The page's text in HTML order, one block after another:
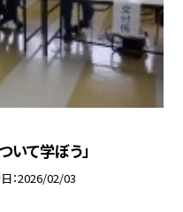
て学ぼう」
2026/02/03